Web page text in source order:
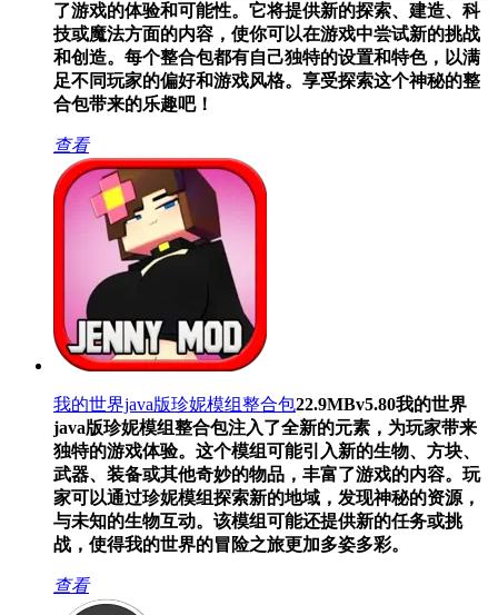
了游戏的体验和可能性。它将提供新的探索、建造、科
技或魔法方面的内容，使你可以在游戏中尝试新的挑战
和创造。每个整合包都有自己独特的设置和特色，以满
足不同玩家的偏好和游戏风格。享受探索这个神秘的整
合包带来的乐趣吧！
查看
我的世界java版珍妮模组整合包22.9MBv5.80我的世界
java版珍妮模组整合包注入了全新的元素，为玩家带来
独特的游戏体验。这个模组可能引入新的生物、方块、
武器、装备或其他奇妙的物品，丰富了游戏的内容。玩
家可以通过珍妮模组探索新的地域，发现神秘的资源，
与未知的生物互动。该模组可能还提供新的任务或挑
战，使得我的世界的冒险之旅更加多姿多彩。
查看